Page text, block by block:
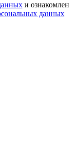
и ознакомлен
данных